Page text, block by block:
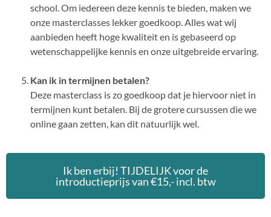
school. Om iedereen deze kennis te bieden, maken we
onze masterclasses lekker goedkoop. Alles wat wij
aanbieden heeft hoge kwaliteit en is gebaseerd op
wetenschappelijke kennis en onze uitgebreide ervaring.
Kan ik in termijnen betalen?
Deze masterclass is zo goedkoop dat je hiervoor niet in
termijnen kunt betalen. Bij de grotere cursussen die we
online gaan zetten, kan dit natuurlijk wel.
Ik ben erbij! TIJDELIJK voor de
introductieprijs van €15,- incl. btw